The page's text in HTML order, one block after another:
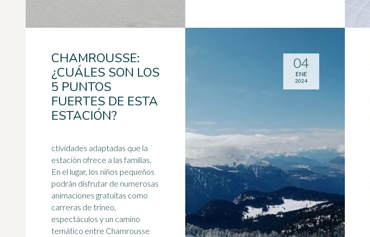
CHAMROUSSE:
¿CUÁLES SON LOS
5 PUNTOS
FUERTES DE ESTA
ESTACIÓN?
ctividades adaptadas que la
estación ofrece a las familias.
En el lugar, los niños pequeños
podrán disfrutar de numerosas
animaciones gratuitas como
carreras de trineo,
espectáculos y un camino
temático entre Chamrousse
04
ENE
2024